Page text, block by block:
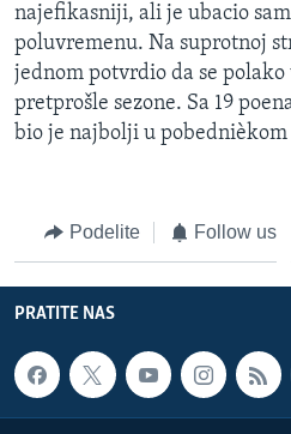
najefikasniji, ali je ubacio
poluvremenu. Na suprotnoj
jednom potvrdio da se
pretprošle sezone. Sa 19
bio je najbolji u
Podelite Follow us
PRATITE NAS